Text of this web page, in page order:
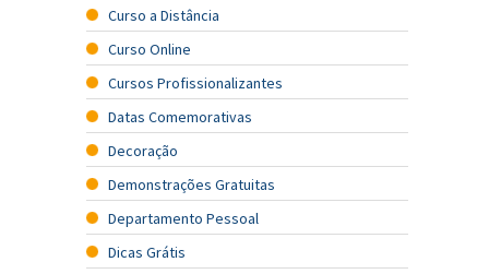
Curso a Distância
Curso Online
Cursos Profissionalizantes
Datas Comemorativas
Decoração
Demonstrações Gratuitas
Departamento Pessoal
Dicas Grátis